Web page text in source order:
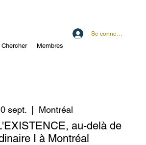
Se connecter
Chercher Membres
sept.
  |
Montréal
au-delà de
I à Montréal